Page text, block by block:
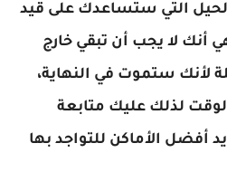
التي ستساعدك على قيد
أنك لا يجب أن تبقي خارج
لأنك ستموت في النهاية،
لذلك عليك متابعة
أفضل الأماكن للتواجد بها